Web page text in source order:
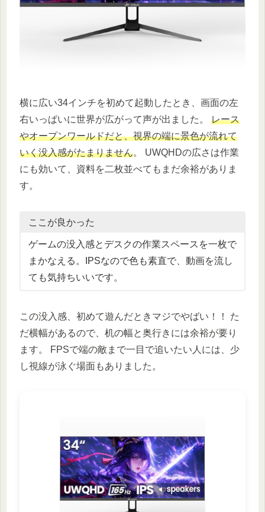
横に広い34インチを初めて起動したとき、画面の左
右いっぱいに世界が広がって声が出ました。 レース
やオープンワールドだと、視界の端に景色が流れて
いく没入感がたまりません。 UWQHDの広さは作業
にも効いて、資料を二枚並べてもまだ余裕がありま
す。
ここが良かった
ゲームの没入感とデスクの作業スペースを一枚で
まかなえる。IPSなので色も素直で、動画を流し
ても気持ちいいです。
この没入感、初めて遊んだときマジでやばい！！ た
だ横幅があるので、机の幅と奥行きには余裕が要り
ます。 FPSで端の敵まで一目で追いたい人には、少
し視線が泳ぐ場面もありました。